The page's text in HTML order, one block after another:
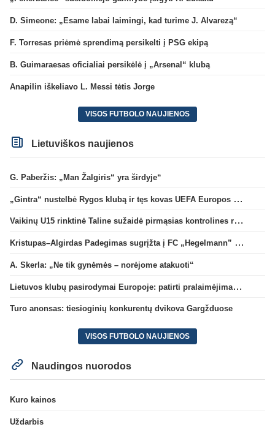
D. Simeone: „Esame labai laimingi, kad turime J. Alvarezą“
F. Torresas priėmė sprendimą persikelti į PSG ekipą
B. Guimaraesas oficialiai persikėlė į „Arsenal“ klubą
Anapilin iškeliavo L. Messi tėtis Jorge
VISOS FUTBOLO NAUJIENOS
Lietuviškos naujienos
G. Paberžis: „Man Žalgiris“ yra širdyje“
„Gintra“ nustelbė Rygos klubą ir tęs kovas UEFA Europos taurės atrankoje
Vaikinų U15 rinktinė Taline sužaidė pirmąsias kontrolines rungtynes
Kristupas–Algirdas Padegimas sugrįžta į FC „Hegelmann” B sudėtį
A. Skerla: „Ne tik gynėmės – norėjome atakuoti“
Lietuvos klubų pasirodymai Europoje: patirti pralaimėjimai Kroatijos atstovams
Turo anonsas: tiesioginių konkurentų dvikova Gargžduose
VISOS FUTBOLO NAUJIENOS
Naudingos nuorodos
Kuro kainos
Uždarbis